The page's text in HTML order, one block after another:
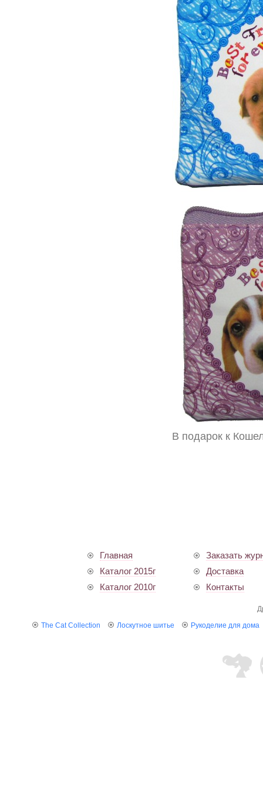
В подарок к
Главная
Каталог 2015г
Каталог 2010г
Заказать
Доставка
Контакты
The Cat Collection
Лоскутное шитье Рукоделие для дома